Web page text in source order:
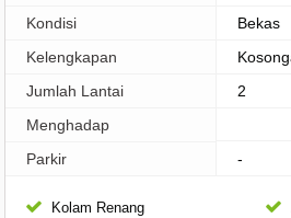
Kondisi
Bekas
Kelengkapan
Jumlah Lantai
2
Menghadap
Parkir
-
Kolam Renang